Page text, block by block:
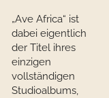
„Ave Africa“ ist
dabei eigentlich
der Titel ihres
einzigen
vollständigen
Studioalbums,